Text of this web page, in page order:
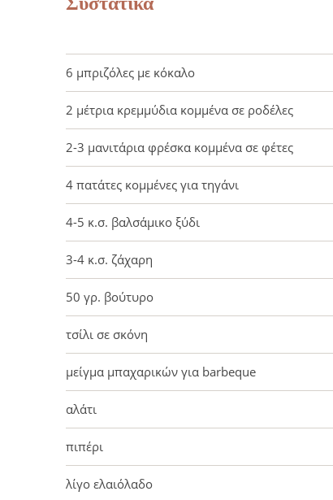
6 μπριζόλες με κόκαλο
2 μέτρια κρεμμύδια κομμένα σε ροδέλες
2-3 μανιτάρια φρέσκα κομμένα σε φέτες
4 πατάτες κομμένες για τηγάνι
4-5 κ.σ. βαλσάμικο ξύδι
3-4 κ.σ. ζάχαρη
50 γρ. βούτυρο
τσίλι σε σκόνη
μείγμα μπαχαρικών για barbeque
αλάτι
πιπέρι
λίγο ελαιόλαδο